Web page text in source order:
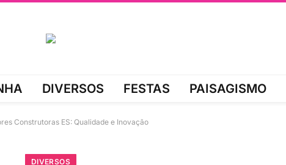
DIVERSOS FESTAS PAISAGISMO
Construtoras ES: Qualidade e Inovação
DIVERSOS